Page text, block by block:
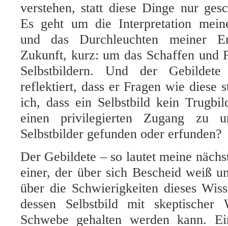
verstehen, statt diese Dinge nur
Es geht um die Interpretation
und das Durchleuchten meiner
Zukunft, kurz: um das Schaffen und
Selbstbildern. Und der
reflektiert, dass er Fragen wie diese
ich, dass ein Selbstbild kein
einen privilegierten Zugang zu
Selbstbilder gefunden oder erfunden?
Der Gebildete – so lautet meine
einer, der über sich Bescheid weiß
über die Schwierigkeiten dieses
dessen Selbstbild mit skeptischer
Schwebe gehalten werden kann.